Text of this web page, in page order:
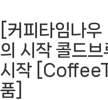
[커피타임나
의 시작 콜드
시작
품]